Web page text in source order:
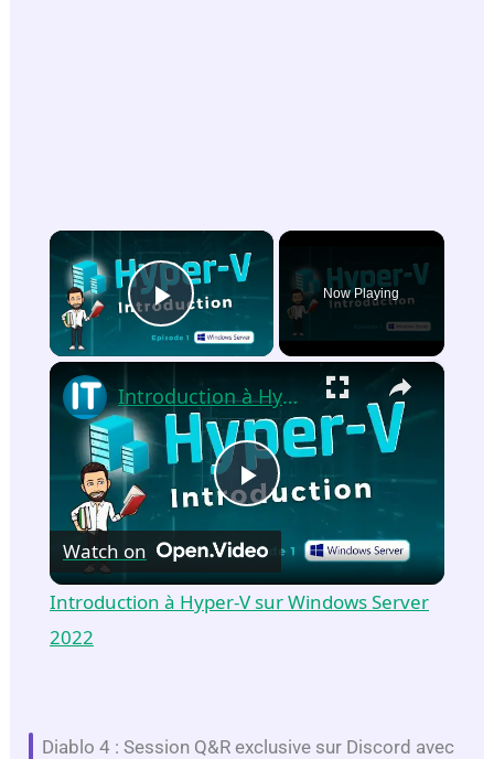
×
Play Video
Now Playing
×
P
Introduction à Hyper-V sur Windows Server 2022
Watch on
Introduction à Hyper-V sur Windows Server
2022
Diablo 4 : Session Q&R exclusive sur Discord avec